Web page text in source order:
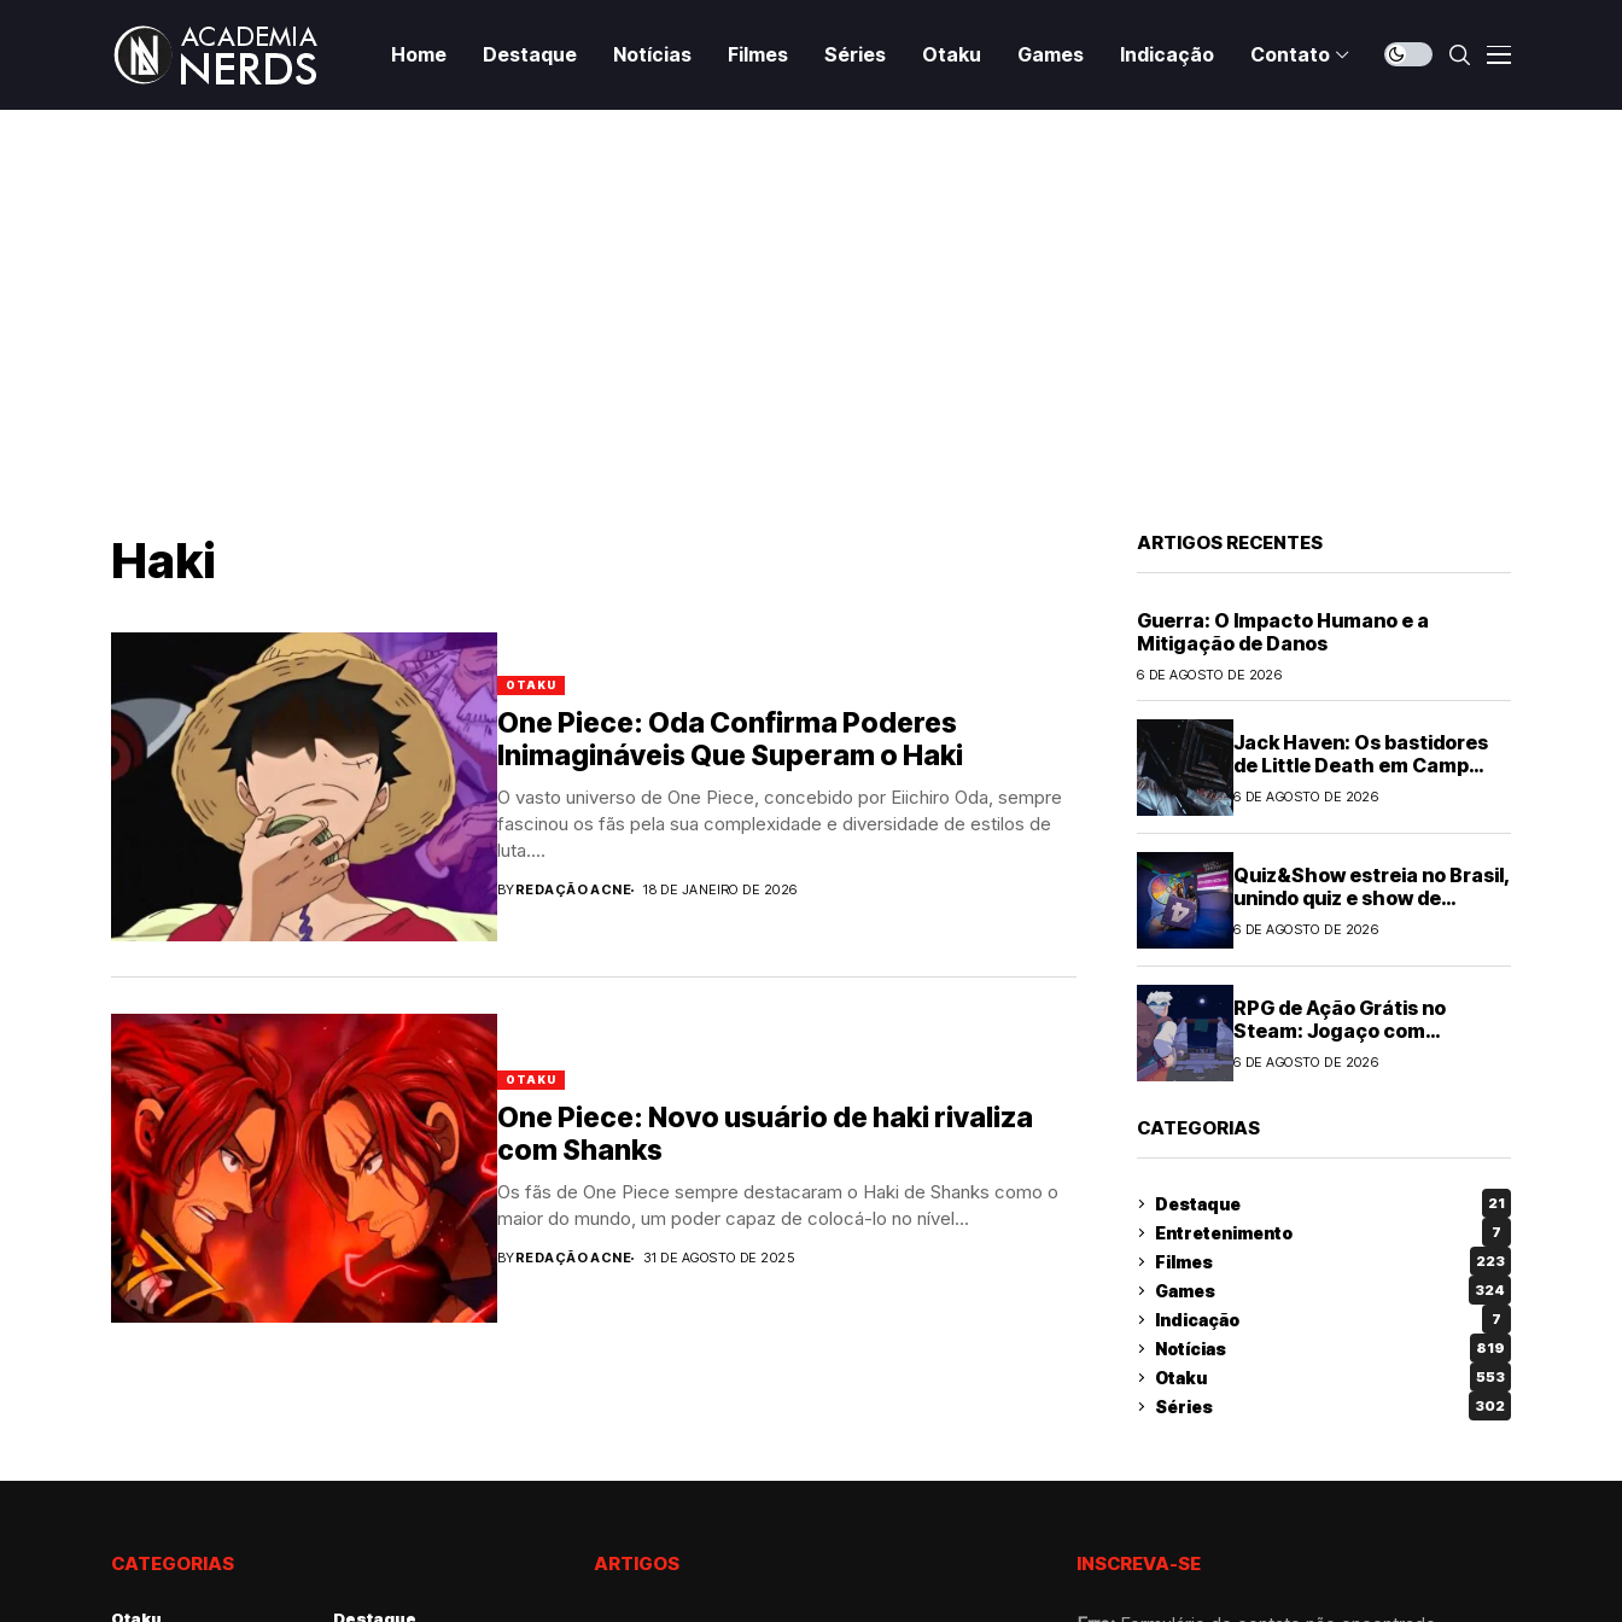
Home Destaque Notícias Filmes Séries Otaku Games Indicação Contato
Haki
OTAKU
One Piece: Oda Confirma Poderes
Inimagináveis Que Superam o Haki
O vasto universo de One Piece, concebido por Eiichiro Oda, sempre
fascinou os fãs pela sua complexidade e diversidade de estilos de
luta....
BYREDAÇÃO ACNE 18 DE JANEIRO DE 2026
OTAKU
One Piece: Novo usuário de haki rivaliza
com Shanks
Os fãs de One Piece sempre destacaram o Haki de Shanks como o
maior do mundo, um poder capaz de colocá-lo no nível...
BYREDAÇÃO ACNE 31 DE AGOSTO DE 2025
ARTIGOS RECENTES
Guerra: O Impacto Humano e a
Mitigação de Danos
6 DE AGOSTO DE 2026
Jack Haven: Os bastidores
de Little Death em Camp
Miasma
6 DE AGOSTO DE 2026
Quiz&Show estreia no Brasil,
unindo quiz e show de
auditório
6 DE AGOSTO DE 2026
RPG de Ação Grátis no
Steam: Jogaço com
Roguelite por Tempo
6 DE AGOSTO DE 2026
CATEGORIAS
Destaque 21
Entretenimento 7
Filmes 223
Games 324
Indicação 7
Notícias 819
Otaku 553
Séries 302
CATEGORIAS ARTIGOS INSCREVA-SE